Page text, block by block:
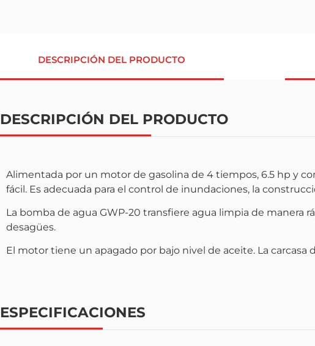
DESCRIPCIÓN DEL PRODUCTO
DESCRIPCIÓN DEL PRODUCTO
Alimentada por un motor de gasolina de 4 tiempos, 6.5 hp y
fácil. Es adecuada para el control de inundaciones, la
La bomba de agua GWP-20 transfiere agua limpia de manera
desagües.
El motor tiene un apagado por bajo nivel de aceite. La
ESPECIFICACIONES